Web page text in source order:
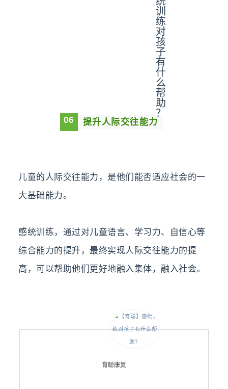
06 提升人际交往能力
儿童的人际交往能力，是他们能否适应社会的一
大基础能力。
感统训练，通过对儿童语言、学习力、自信心等
综合能力的提升，最终实现人际交往能力的提
高，可以帮助他们更好地融入集体，融入社会。
育聪康复